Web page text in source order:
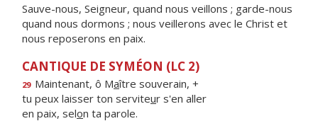
Sauve-nous, Seigneur, quand nous veillons ; garde-nous
quand nous dormons ; nous veillerons avec le Christ et
nous reposerons en paix.
CANTIQUE DE SYMÉON (LC 2)
29 Maintenant, ô Maître souverain, +
tu peux laisser ton serviteur s'en aller
en paix, selon ta parole.